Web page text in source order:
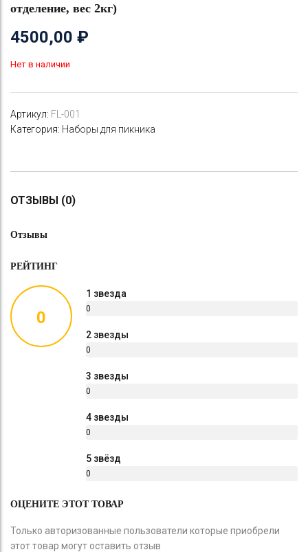
отделение, вес 2кг)
4500,00 ₽
Нет в наличии
Артикул: FL-001
Категория: Наборы для пикника
ОТЗЫВЫ (0)
Отзывы
РЕЙТИНГ
0
1 звезда
0
2 звезды
0
3 звезды
0
4 звезды
0
5 звёзд
0
ОЦЕНИТЕ ЭТОТ ТОВАР
Только авторизованные пользователи которые приобрели
этот товар могут оставить отзыв